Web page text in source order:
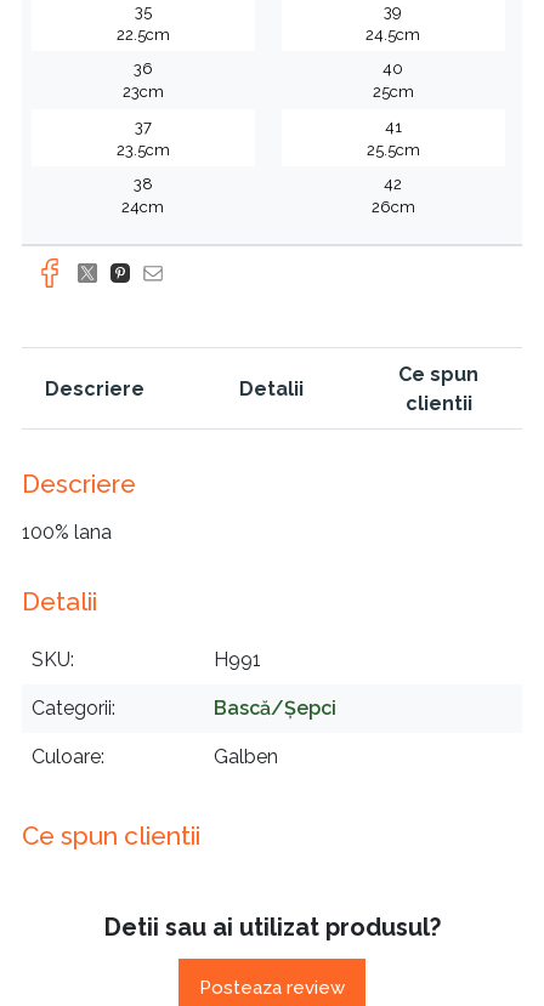
35
22.5cm
36
23cm
37
23.5cm
38
24cm
39
24.5cm
40
25cm
41
25.5cm
42
26cm
Descriere Detalii
Ce spun
clientii
Descriere
100% lana
Detalii
SKU H991
Categorii Bască/Șepci
Culoare Galben
Ce spun clientii
Detii sau ai utilizat produsul?
Posteaza review